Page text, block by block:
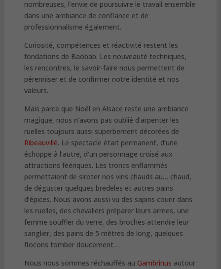
nombreuses, l’envie de poursuivre le travail ensemble
dans une ambiance de confiance et de
professionnalisme également.
Curiosité, compétences et réactivité restent les
fondations de Baobab. Les nouveauté techniques,
les rencontres, le savoir-faire nous permettent de
pérenniser et de confirmer notre identité et nos
valeurs.
Mais parce que Noël en Alsace reste une ambiance
magique, nous n’avons pas oublié d’arpenter les
ruelles toujours aussi superbement décorées de
Ribeauvillé. Le spectacle était permanent, d’une
échoppe à l’autre, d’un personnage croisé aux
attractions féériques. Les troncs enflammés
permettaient de siroter nos vins chauds au… chaud,
de déguster quelques bredeles et autres pains
d’épices. Nous avons aussi vu des sapins courir dans
les ruelles, des chevaliers préparer leurs armes, une
femme souffler du verre, des broches attendre leur
sanglier, des pains de 5 mètres de long, quelques
flocons tomber doucement…
Nous nous sommes réchauffés au Gambrinus autour